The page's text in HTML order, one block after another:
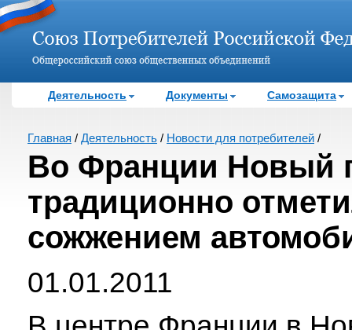
Деятельность Документы Самозащита
Главная / Деятельность / Новости для потребителей /
Во Франции Новый
традиционно
сожжением
01.01.2011